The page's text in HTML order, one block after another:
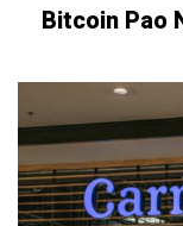
Bitcoin Pao